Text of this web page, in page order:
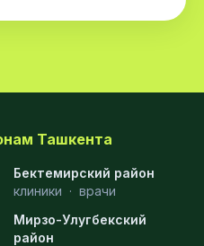
Ташкента
Бектемирский район
клиники · врачи
Мирзо-Улугбекский
район